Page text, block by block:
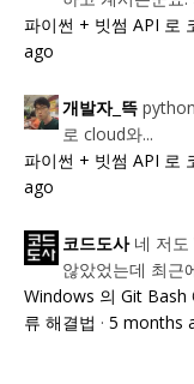
파이썬 + 빗썸 API 로
ago
개발자_뜩
로 cloud와...
파이썬 + 빗썸 API 로
ago
코드도사 네 저
않았었는데 최근
Windows 의 Git Bash
류 해결법 · 5 months